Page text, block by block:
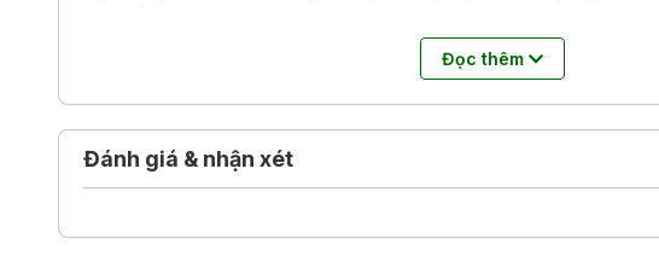
chốc bị cuốn vào cái kết kinh hoàng của một vở kịch sát nhân.
Những vụ giết người trong vở kịch, liệu có phải là sự thật?
Đâu là thật, đâu là diễn?
Phía bên kia bức màn sân khấu, một kết cục đầy sửng sốt đang
#HigashinoKeigo #vanhoc #trinhtham
Đọc thêm
Đánh giá & nhận xét